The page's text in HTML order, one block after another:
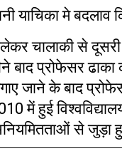
याचिका मेबदलाव
चालाकी से
प्रोफेसर ढाका
जाने के बाद
में हुई
से जुड़ा